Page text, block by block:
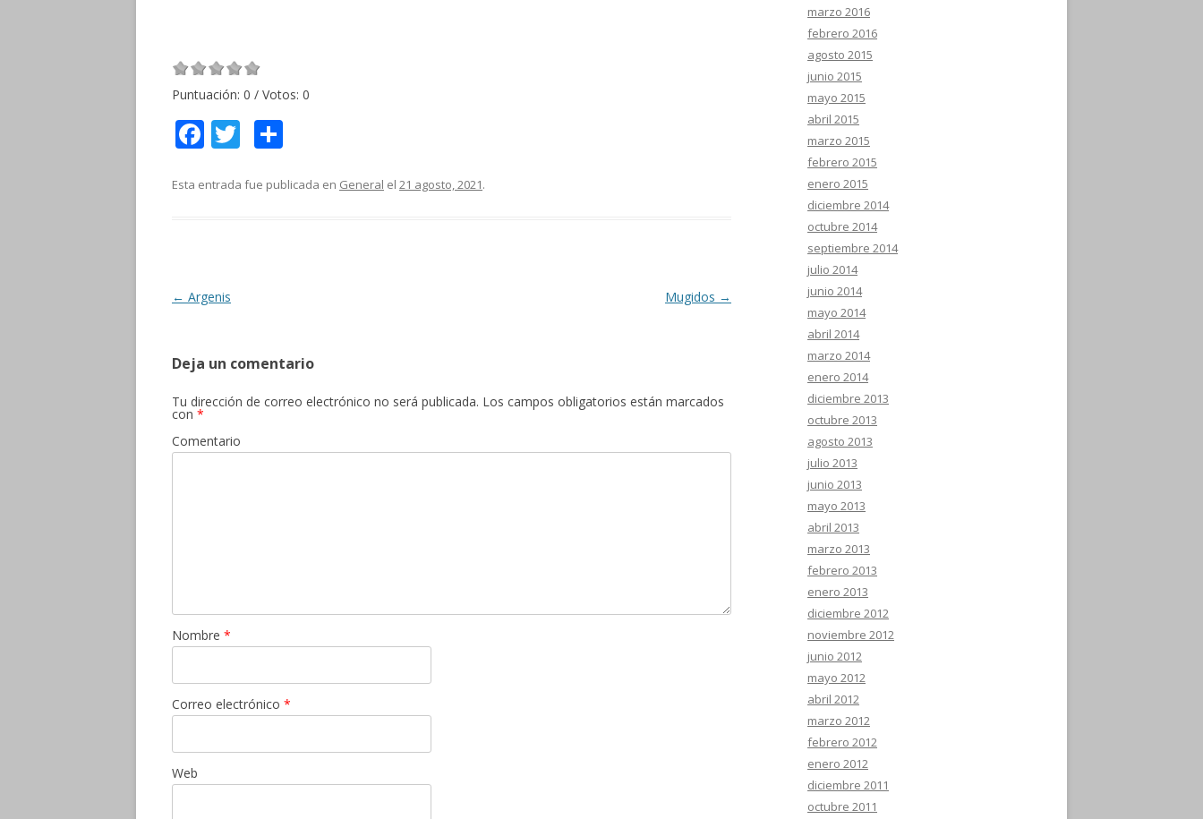
Puntuación: 0 / Votos: 0
F
e
k
T
itt m
Esta entrada fue publicada en General el 21 agosto, 2021.
Navegación
← Argenis Mugidos →
Deja un comentario
Tu dirección de correo electrónico no será publicada. Los campos obligatorios están marcados
con *
Comentario
Nombre *
Correo electrónico *
Web
marzo 2016
febrero 2016
agosto 2015
junio 2015
mayo 2015
abril 2015
marzo 2015
febrero 2015
enero 2015
diciembre 2014
octubre 2014
septiembre 2014
julio 2014
junio 2014
mayo 2014
abril 2014
marzo 2014
enero 2014
diciembre 2013
octubre 2013
agosto 2013
julio 2013
junio 2013
mayo 2013
abril 2013
marzo 2013
febrero 2013
enero 2013
diciembre 2012
noviembre 2012
junio 2012
mayo 2012
abril 2012
marzo 2012
febrero 2012
enero 2012
diciembre 2011
octubre 2011